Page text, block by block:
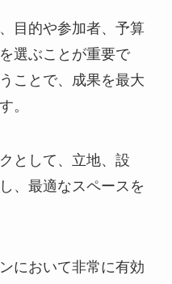
目的や参加者、予算
選ぶことが重要で
ことで、成果を最大
。
として、立地、設
、最適なスペースを
において非常に有効